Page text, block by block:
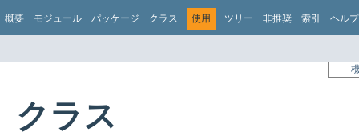
概要 モジュール パッケージ クラス 使用 ツリー 非推奨 索引 ヘルプ
クラス